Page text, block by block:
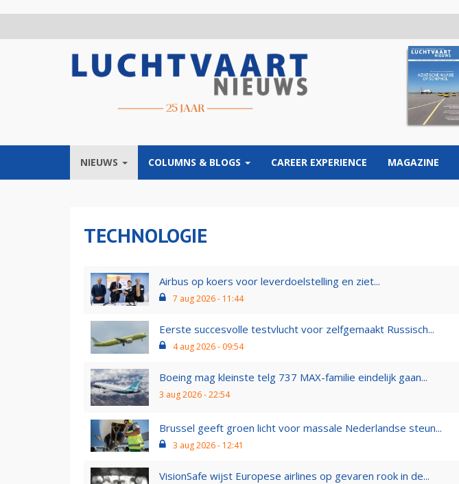
NIEUWS COLUMNS & BLOGS CAREER EXPERIENCE MAGAZINE
TECHNOLOGIE
Airbus op koers voor leverdoelstelling en ziet...
7 aug 2026 - 11:44
Eerste succesvolle testvlucht voor zelfgemaakt Russisch...
4 aug 2026 - 09:54
Boeing mag kleinste telg 737 MAX-familie eindelijk gaan...
3 aug 2026 - 22:54
Brussel geeft groen licht voor massale Nederlandse steun...
3 aug 2026 - 12:41
VisionSafe wijst Europese airlines op gevaren rook in de...